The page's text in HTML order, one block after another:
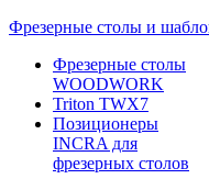
Фрезерные столы и
Фрезерные столы
WOODWORK
Triton TWX7
Позиционеры
INCRA для
фрезерных столов